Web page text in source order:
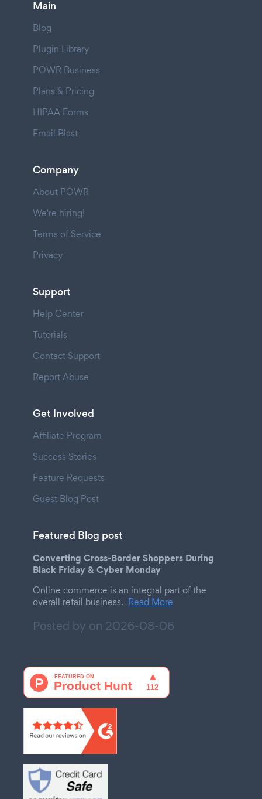
Main
Blog
Plugin Library
POWR Business
Plans & Pricing
HIPAA Forms
Email Blast
Company
About POWR
We're hiring!
Terms of Service
Privacy
Support
Help Center
Tutorials
Contact Support
Report Abuse
Get Involved
Affiliate Program
Success Stories
Feature Requests
Guest Blog Post
Featured Blog post
Converting Cross-Border Shoppers During
Black Friday & Cyber Monday
Online commerce is an integral part of the
overall retail business. Read More
Posted by on 2026-08-06